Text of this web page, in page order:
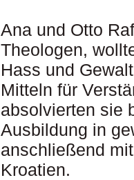
Ana und Otto
Theologen,
Hass und
Mitteln für
absolvierten sie
Ausbildung in
anschließend
Kroatien.